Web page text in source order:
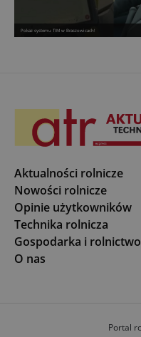
Pokaz systemu TIM w Braszowicach!
Aktualności rolnicze
Nowości rolnicze
Opinie użytkowników
Technika rolnicza
Gospodarka i rolnictwo
O nas
Portal